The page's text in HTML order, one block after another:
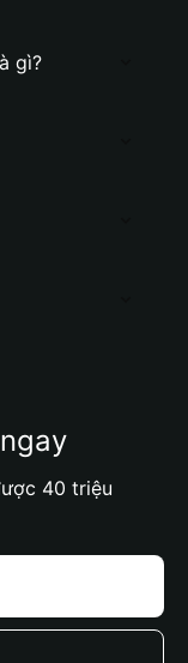
gì?
40 triệu